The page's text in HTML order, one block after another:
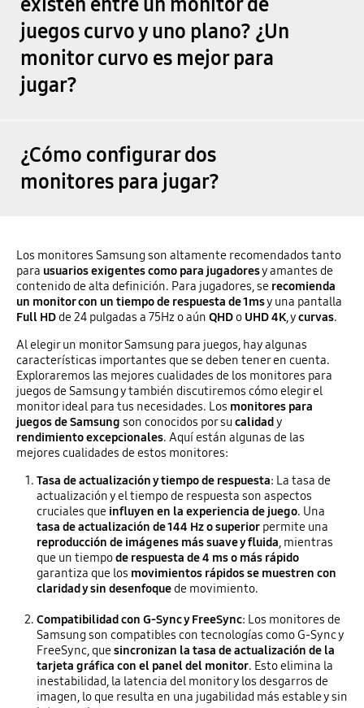
existen entre un monitor de
juegos curvo y uno plano? ¿Un
monitor curvo es mejor para
jugar?
¿Cómo configurar dos
monitores para jugar?
Los monitores Samsung son altamente recomendados tanto
para usuarios exigentes como para jugadoresy amantes de
contenido de alta definición. Para jugadores, se recomienda
un monitor con un tiempo de respuesta de 1msy una pantalla
Full HDde 24 pulgadas a 75Hz o aún QHDo UHD 4K, ycurvas.
Al elegir un monitor Samsung para juegos, hay algunas
características importantes que se deben tener en cuenta.
Exploraremos las mejores cualidades de los monitores para
juegos de Samsung y también discutiremos cómo elegir el
monitor ideal para tus necesidades. Los monitores para
juegos de Samsung son conocidos por su calidad y
rendimiento excepcionales. Aquí están algunas de las
mejores cualidades de estos monitores:
Tasa de actualización y tiempo de respuesta: La tasa de
actualización y el tiempo de respuesta son aspectos
cruciales que influyen en la experiencia de juego. Una
tasa de actualización de 144 Hz o superiorpermite una
reproducción de imágenes más suave y fluida, mientras
que un tiempode respuesta de 4 ms o más rápido
garantiza que los movimientos rápidos se muestren con
claridad y sin desenfoquede movimiento.
Compatibilidad con G-Sync y FreeSync: Los monitores de
Samsung son compatibles con tecnologías como G-Sync y
FreeSync, quesincronizan la tasa de actualización de la
tarjeta gráfica con el panel del monitor. Esto elimina la
inestabilidad, la latencia del monitor y los desgarros de
imagen, lo que resulta en una jugabilidad más estable y sin